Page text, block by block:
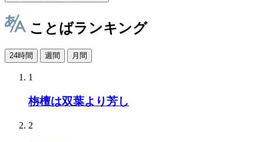
ことばランキング
24時間 週間 月間
1
栴檀は双葉より芳し
2